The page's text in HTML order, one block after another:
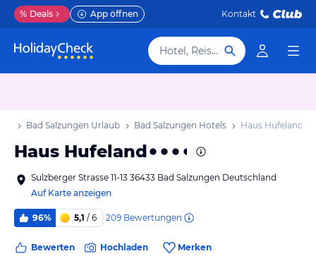
% Deals App öffnen Kontakt
Hotel, Reiseziel
Bad Salzungen Urlaub Bad Salzungen Hotels Haus Hufeland
Haus Hufeland
Sulzberger Strasse 11-13 36433 Bad Salzungen Deutschland
Auf Karte anzeigen
96% 5,1 / 6 209 Bewertungen
Bewerten Hochladen Merken